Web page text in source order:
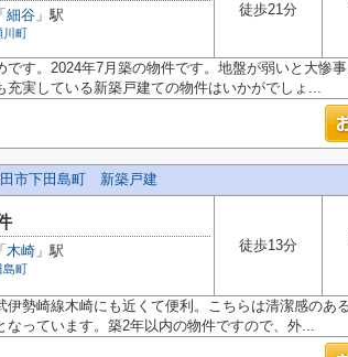
「 細谷 」駅
川町
徒歩21分
す。2024年7月築の物件です。地盤が弱いと大惨
充実している新築戸建ての物件はいかがでしょ...
市下田島町 新築戸建
「 木崎 」駅
島町
徒歩13分
勢崎線木崎にも近くて便利。こちらは清潔感のあ
なっています。築2年以内の物件ですので、外...